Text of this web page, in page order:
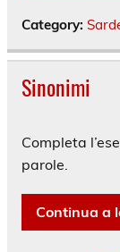
Category:
Sinonimi
Completa
parole.
Continua a